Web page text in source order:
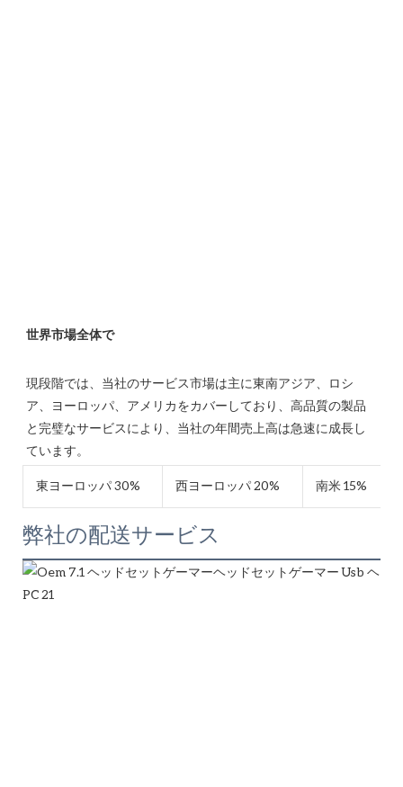
現段階では、当社のサービス市場は主に東南アジア、ロシ
ア、ヨーロッパ、アメリカをカバーしており、高品質の製品
と完璧なサービスにより、当社の年間売上高は急速に成長し
東ヨーロッパ 30% 西ヨーロッパ 20% 南米 15%
弊社の配送サービス